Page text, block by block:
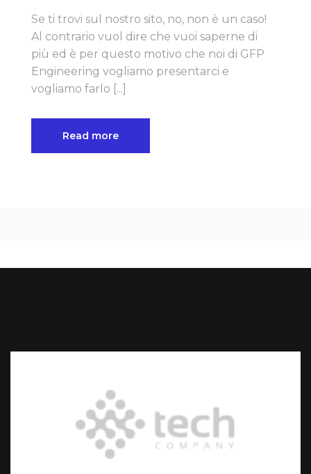
Se ti trovi sul nostro sito, no, non è un caso!
Al contrario vuol dire che vuoi saperne di
più ed è per questo motivo che noi di GFP
Engineering vogliamo presentarci e
vogliamo farlo [...]
Read more